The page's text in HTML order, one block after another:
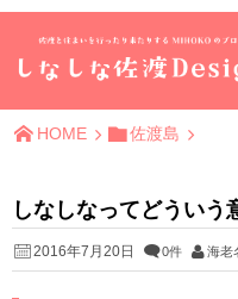
HOME 佐渡島
しなしなってどういう
2016年7月20日 0件 海老